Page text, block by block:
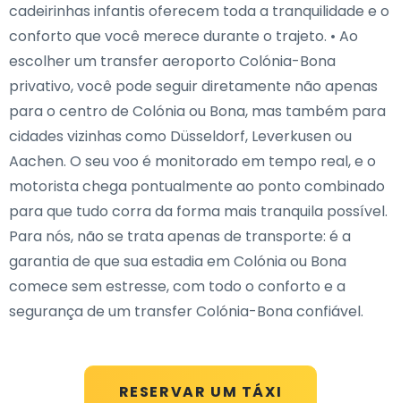
RESERVAR UM TÁXI
cadeirinhas infantis oferecem toda a tranquilidade e o
conforto que você merece durante o trajeto. • Ao
escolher um transfer aeroporto Colónia-Bona
privativo, você pode seguir diretamente não apenas
para o centro de Colónia ou Bona, mas também para
cidades vizinhas como Düsseldorf, Leverkusen ou
Aachen. O seu voo é monitorado em tempo real, e o
motorista chega pontualmente ao ponto combinado
para que tudo corra da forma mais tranquila possível.
Para nós, não se trata apenas de transporte: é a
garantia de que sua estadia em Colónia ou Bona
comece sem estresse, com todo o conforto e a
segurança de um transfer Colónia-Bona confiável.